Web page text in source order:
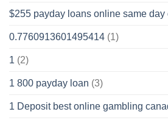
$255 payday loans online same day
0.7760913601495414 (1)
1 (2)
1 800 payday loan (3)
1 Deposit best online gambling